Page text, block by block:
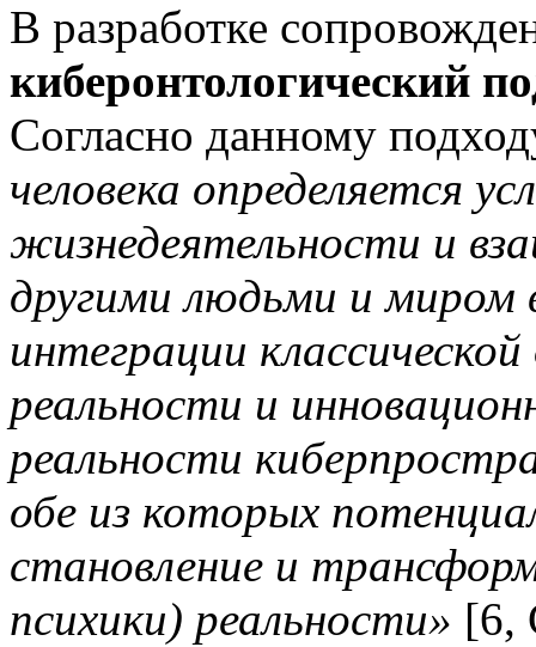
В разработке
киберонтологический
Согласно данному
человека определяется
жизнедеятельности и
другими людьми и миром
интеграции
реальности и
реальности
обе из которых
становление и
психики) реальности» [6,